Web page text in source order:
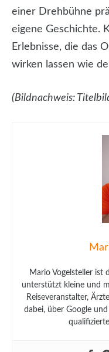
einer Drehbühne
eigene Geschichte.
Erlebnisse, die das
wirken lassen wie
(Bildnachweis:
Mario Vogelsteller ist
unterstützt kleine und
Reiseveranstalter,
dabei, über Google